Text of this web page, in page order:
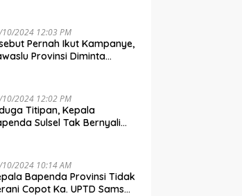
2024 12:03 PM
Pernah Ikut Kampanye,
Provinsi Diminta
2024 12:02 PM
Titipan, Kepala
Sulsel Tak Bernyali
2024 10:14 AM
Bapenda Provinsi Tidak
Copot Ka. UPTD Samsat